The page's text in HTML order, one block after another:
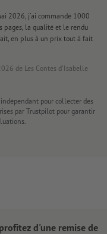
2026, j'ai commandé 1000
pages, la qualité et le rendu
en plus à un prix tout à fait
de Les Contes d'Isabelle
pour collecter des
par Trustpilot pour garantir
d'une remise de